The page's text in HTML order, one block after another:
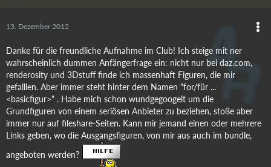
13. Dezember 2012
Danke für die freundliche Aufnahme im Club! Ich steige mit ner
wahrscheinlich dummen Anfängerfrage ein: nicht nur bei daz.com,
renderosity und 3Dstuff finde ich massenhaft Figuren, die mir
gefalllen. Aber immer steht hinter dem Namen "for/für ...
<basicfigur>" . Habe mich schon wundgegoogelt um die
Grundfiguren von einem seriösen Anbieter zu beziehen, stoße aber
immer nur auf fileshare-Seiten. Kann mir jemand einen oder mehrere
Links geben, wo die Ausgangsfiguren, von mir aus auch im bundle,
angeboten werden?